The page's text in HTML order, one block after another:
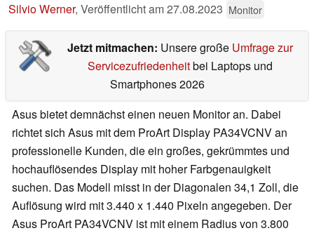
Silvio Werner, Veröffentlicht am27.08.2023 Monitor
Jetzt mitmachen: Unsere große Umfrage zur
Servicezufriedenheitbei Laptops und
Smartphones 2026
Asus bietet demnächst einen neuen Monitor an. Dabei
richtet sich Asus mit dem ProArt Display PA34VCNV an
professionelle Kunden, die ein großes, gekrümmtes und
hochauflösendes Display mit hoher Farbgenauigkeit
suchen. Das Modell misst in der Diagonalen 34,1 Zoll, die
Auflösung wird mit 3.440 x 1.440 Pixeln angegeben. Der
Asus ProArt PA34VCNV ist mit einem Radius von 3.800